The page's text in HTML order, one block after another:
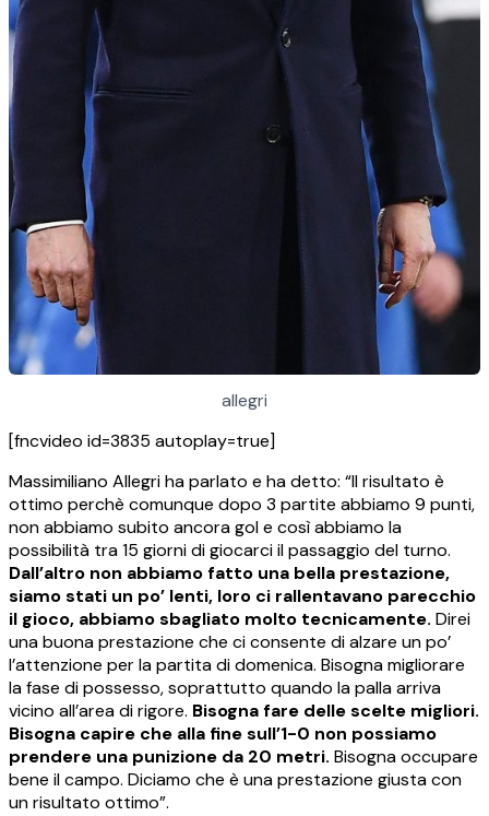
allegri
[fncvideo id=3835 autoplay=true]
Massimiliano Allegri ha parlato e ha detto: “Il risultato è
ottimo perchè comunque dopo 3 partite abbiamo 9 punti,
non abbiamo subito ancora gol e così abbiamo la
possibilità tra 15 giorni di giocarci il passaggio del turno.
Dall’altro non abbiamo fatto una bella prestazione,
siamo stati un po’ lenti, loro ci rallentavano parecchio
il gioco, abbiamo sbagliato molto tecnicamente. Direi
una buona prestazione che ci consente di alzare un po’
l’attenzione per la partita di domenica. Bisogna migliorare
la fase di possesso, soprattutto quando la palla arriva
vicino all’area di rigore. Bisogna fare delle scelte migliori.
Bisogna capire che alla fine sull’1-0 non possiamo
prendere una punizione da 20 metri. Bisogna occupare
bene il campo. Diciamo che è una prestazione giusta con
un risultato ottimo”.